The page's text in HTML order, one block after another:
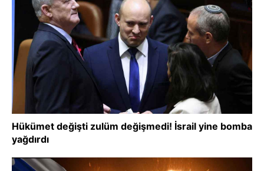
Hükümet değişti zulüm değişmedi! İsrail yine bomba
yağdırdı